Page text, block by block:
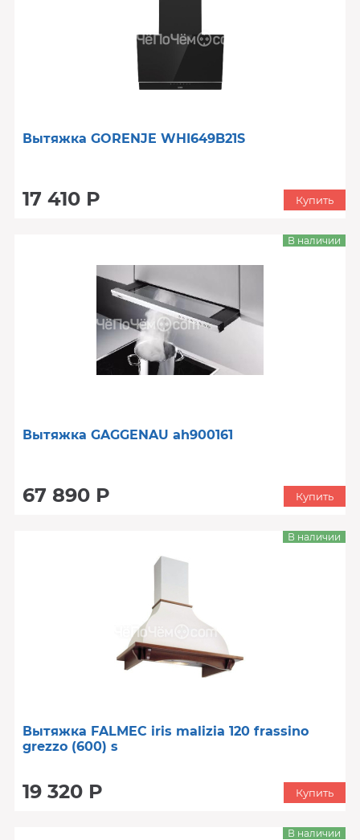
Вытяжка GORENJE WHI649B21S
17 410 Р Купить
Вытяжка GAGGENAU ah900161
67 890 Р
В наличии
Купить
Вытяжка FALMEC iris malizia 120 frassino
grezzo (600) s
19 320 Р
В наличии
Купить
В наличии